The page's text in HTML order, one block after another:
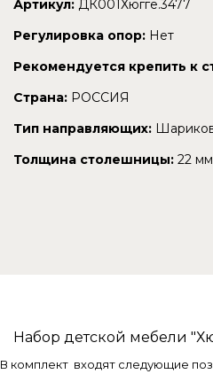
Набор детской мебели
Артикул: ДК001Хюгге.3477
Регулировка опор: Нет
Рекомендуется крепить к
Страна: РОССИЯ
Тип направляющих:
Толщина столешницы: 22 мм
В комплект входят следующие